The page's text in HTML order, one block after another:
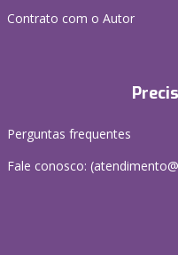
Contrato com o Autor
Perguntas frequentes
Fale conosco: